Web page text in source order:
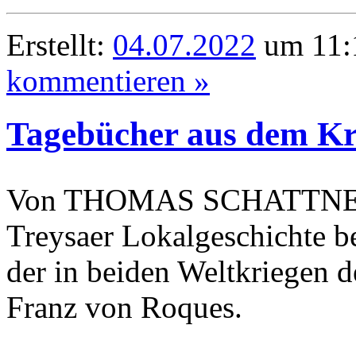
Erstellt: 04.07.2022 um
kommentieren »
Tagebücher aus dem
Von THOMAS
Treysaer Lokalgeschichte
der in beiden Weltkriegen
Franz von Roques.